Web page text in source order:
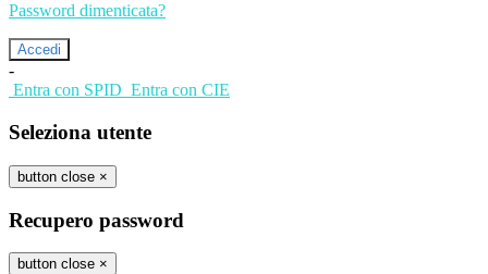
Password dimenticata?
-
Entra con SPID Entra con CIE
Seleziona utente
button close ×
Recupero password
button close ×